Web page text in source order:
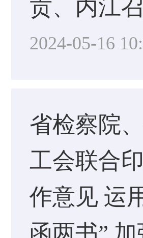
贡、内江
2024-05-16
省检察院
工会联合
作意见 运